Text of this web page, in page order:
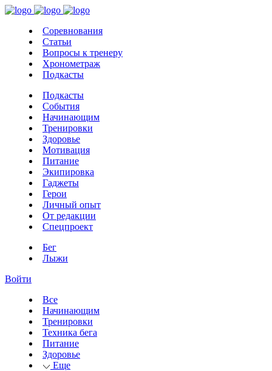
Соревнования
Статьи
Вопросы к тренеру
Хронометраж
Подкасты
Подкасты
События
Начинающим
Тренировки
Здоровье
Мотивация
Питание
Экипировка
Гаджеты
Герои
Личный опыт
От редакции
Спецпроект
Бег
Лыжи
Войти
Все
Начинающим
Тренировки
Техника бега
Питание
Здоровье
Еще